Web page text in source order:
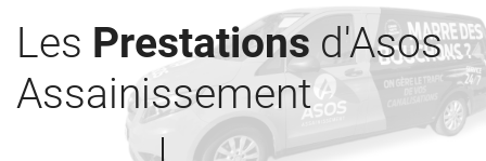
Les Prestations d'Asos
Assainissement